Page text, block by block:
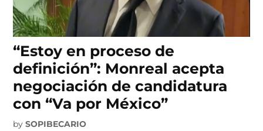
“Estoy en proceso de
definición”: Monreal acepta
negociación de candidatura
con “Va por México”
by SOPIBECARIO